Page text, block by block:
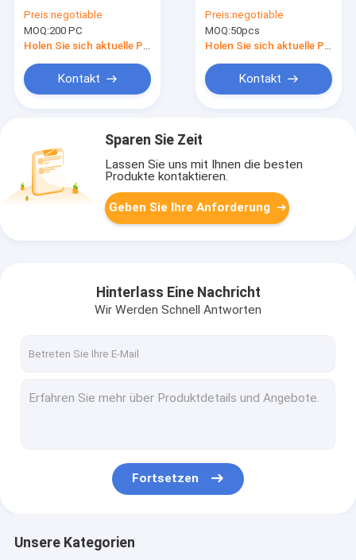
kundenspezifische
Trinkbecher bereifte
mit Bambusdeckel
Preis:negotiable
MOQ:200 PC
Holen Sie sich aktuelle Preis
Kontakt
Smoothie Cups
Mason-Glas-
Trinkglas-Schalen
Preis:negotiable
MOQ:50pcs
Holen Sie sich aktuelle Preis
Kontakt
Sparen Sie Zeit
Lassen Sie uns mit Ihnen die besten
Produkte kontaktieren.
Geben Sie Ihre Anforderung
Hinterlass Eine Nachricht
Wir Werden Schnell Antworten
Fortsetzen
Unsere Kategorien